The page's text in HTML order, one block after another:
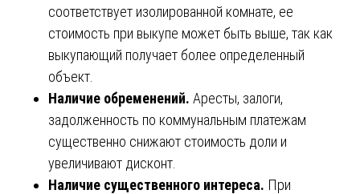
соответствует изолированной комнате, ее
стоимость при выкупе может быть выше, так как
выкупающий получает более определенный
объект.
Наличие обременений. Аресты, залоги,
задолженность по коммунальным платежам
существенно снижают стоимость доли и
увеличивают дисконт.
Наличие существенного интереса. При